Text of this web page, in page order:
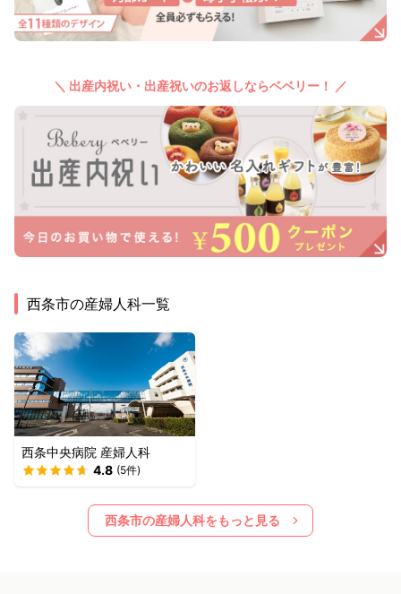
＼ 出産内祝い・出産祝いのお返しならベベリー！ ／
西条市の産婦人科一覧
西条中央病院 産婦人科
4.8 (5件)
西条市の産婦人科をもっと見る